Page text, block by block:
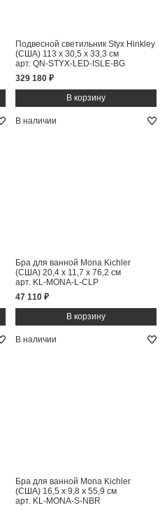
Подвесной светильник Styx Hinkley
(США) 113 x 30,5 x 33,3 см
арт. QN-STYX-LED-ISLE-BG
329 180 ₽
В наличии
Бра для ванной Mona Kichler
(США) 20,4 x 11,7 x 76,2 см
арт. KL-MONA-L-CLP
47 110 ₽
В наличии
Бра для ванной Mona Kichler
(США) 16,5 x 9,8 x 55,9 см
арт. KL-MONA-S-NBR